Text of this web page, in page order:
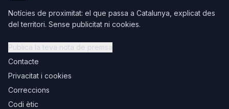
Notícies de proximitat: el que passa a Catalunya, explicat des
del territori. Sense publicitat ni cookies.
Publica la teva nota de premsa
Contacte
Privacitat i cookies
Correccions
Codi ètic